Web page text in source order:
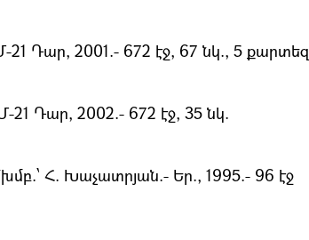
Դար, 2001.- 672 էջ, 67 նկ., 5 քարտեզ
Դար, 2002.- 672 էջ, 35 նկ.
Հ. Խաչատրյան.- Եր., 1995.- 96 էջ